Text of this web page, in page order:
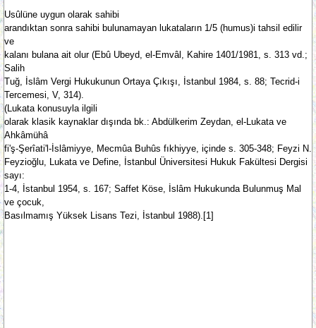
Usûlüne uygun olarak sahibi
arandıktan sonra sahibi bulunamayan lukataların 1/5 (humus)i tahsil edilir
ve
kalanı bulana ait olur (Ebû Ubeyd, el-Emvâl, Kahire 1401/1981, s. 313 vd.;
Salih
Tuğ, İslâm Vergi Hukukunun Ortaya Çıkışı, İstanbul 1984, s. 88; Tecrid-i
Tercemesi, V, 314).
(Lukata konusuyla ilgili
olarak klasik kaynaklar dışında bk.: Abdülkerim Zeydan, el-Lukata ve
Ahkâmühâ
fi'ş-Şerîati'l-İslâmiyye, Mecmûa Buhûs fıkhiyye, içinde s. 305-348; Feyzi N.
Feyzioğlu, Lukata ve Define, İstanbul Üniversitesi Hukuk Fakültesi Dergisi
sayı:
1-4, İstanbul 1954, s. 167; Saffet Köse, İslâm Hukukunda Bulunmuş Mal
ve çocuk,
Basılmamış Yüksek Lisans Tezi, İstanbul 1988).[1]